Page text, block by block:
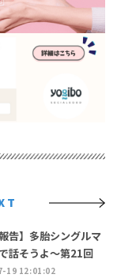
報告】多胎シングルマ
話そうよ〜第21回
19 12:01:02